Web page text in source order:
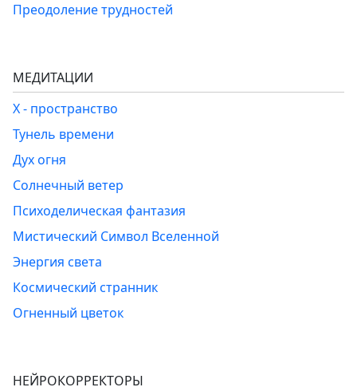
Преодоление трудностей
МЕДИТАЦИИ
Х - пространство
Тунель времени
Дух огня
Солнечный ветер
Психоделическая фантазия
Мистический Символ Вселенной
Энергия света
Космический странник
Огненный цветок
НЕЙРОКОРРЕКТОРЫ